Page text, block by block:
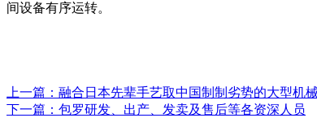
间设备有序运转。
上一篇： 融合日本先辈手艺取中国制制劣势的大型机
下一篇： 包罗研发、出产、发卖及售后等各资深人员